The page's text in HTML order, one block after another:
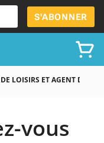
S'ABONNER
LOISIRS ET AGENT DE
vous